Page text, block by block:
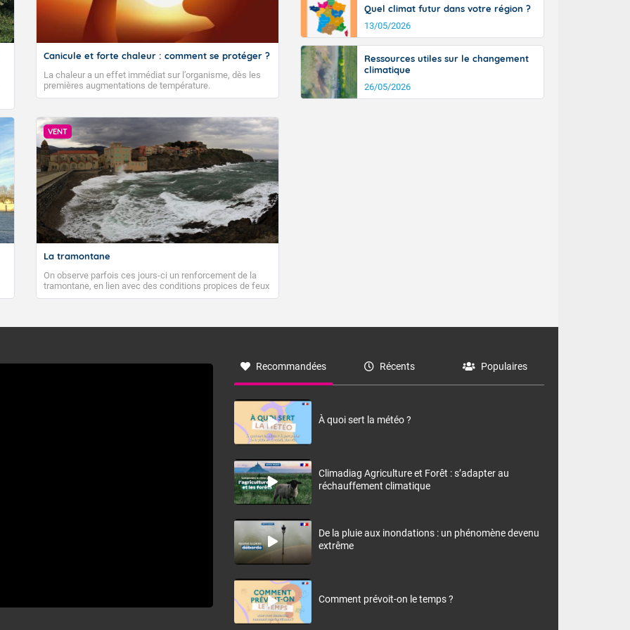
Canicule et forte chaleur : comment se protéger ?
La chaleur a un effet immédiat sur l’organisme, dès les
premières augmentations de température.
VENT
La tramontane
On observe parfois ces jours-ci un renforcement de la
tramontane, en lien avec des conditions propices de feux
de forêt. Mais qu'est-ce que la tramontane ? Quelles sont
à nord-ouest, dans un secteur qui part du Roussillon à la
monts, en allusion aux régions montagneuses d’où
Quel climat futur dans votre région ?
13/05/2026
Ressources utiles sur le changement
climatique
26/05/2026
Recommandées Récents Populaires
À quoi sert la météo ?
Climadiag Agriculture et Forêt : s’adapter au
réchauffement climatique
De la pluie aux inondations : un phénomène devenu
extrême
Comment prévoit-on le temps ?